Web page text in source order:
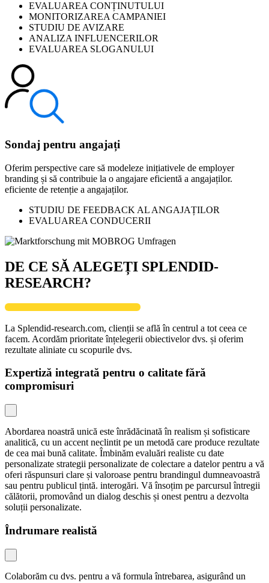
EVALUAREA CONȚINUTULUI
MONITORIZAREA CAMPANIEI
STUDIU DE AVIZARE
ANALIZA INFLUENCERILOR
EVALUAREA SLOGANULUI
Sondaj pentru angajați
Oferim perspective care să modeleze inițiativele de employer
branding și să contribuie la o angajare eficientă a angajaților.
eficiente de retenție a angajaților.
STUDIU DE FEEDBACK AL ANGAJAȚILOR
EVALUAREA CONDUCERII
DE CE SĂ ALEGEȚI SPLENDID-
RESEARCH?
La Splendid-research.com, clienții se află în centrul a tot ceea ce
facem. Acordăm prioritate înțelegerii obiectivelor dvs. și oferim
rezultate aliniate cu scopurile dvs.
Expertiză integrată pentru o calitate fără
compromisuri
Abordarea noastră unică este înrădăcinată în realism și sofisticare
analitică, cu un accent neclintit pe un metodă care produce rezultate
de cea mai bună calitate. Îmbinăm evaluări realiste cu date
personalizate strategii personalizate de colectare a datelor pentru a vă
oferi răspunsuri clare și valoroase pentru brandingul dumneavoastră
sau pentru publicul țintă. interogări. Vă însoțim pe parcursul întregii
călătorii, promovând un dialog deschis și onest pentru a dezvolta
soluții personalizate.
Îndrumare realistă
Colaborăm cu dvs. pentru a vă formula întrebarea, asigurând un